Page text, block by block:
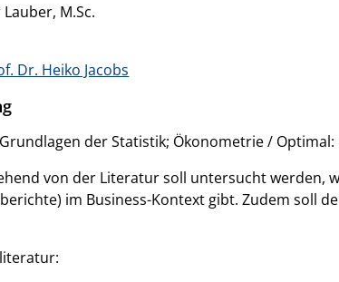
M.Sc.
Dr. Heiko Jacobs
der Statistik; Ökonometrie /
von der Literatur soll untersucht werden,
im Business-Kontext gibt. Zudem soll